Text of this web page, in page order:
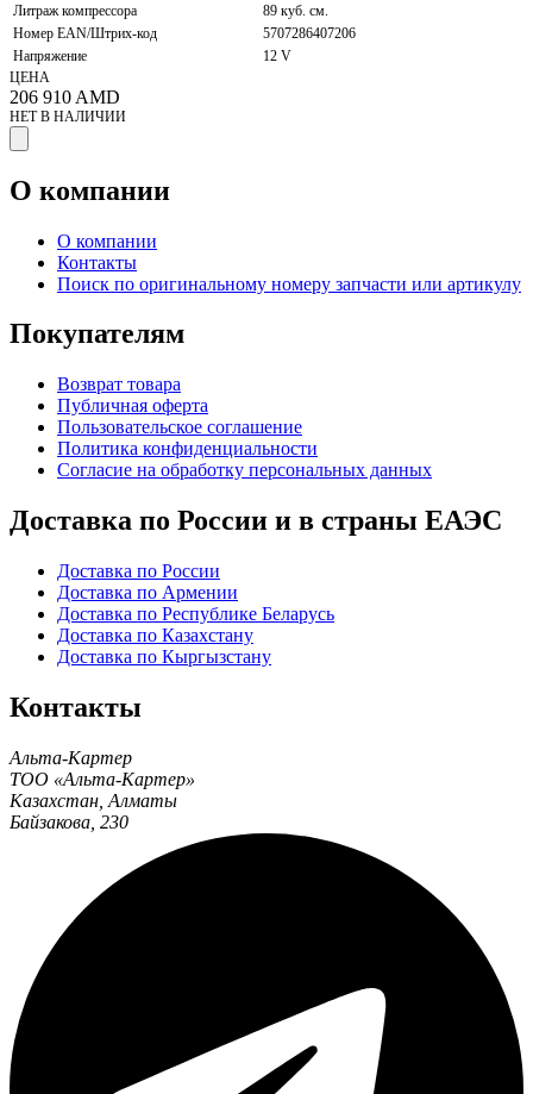
Литраж компрессора
89 куб. см.
Номер EAN/Штрих-код
5707286407206
Напряжение
12 V
ЦЕНА
206 910 AMD
НЕТ В НАЛИЧИИ
О компании
О компании
Контакты
Поиск по оригинальному номеру запчасти или артикулу
Покупателям
Возврат товара
Публичная оферта
Пользовательское соглашение
Политика конфиденциальности
Согласие на обработку персональных данных
Доставка по России и в страны ЕАЭС
Доставка по России
Доставка по Армении
Доставка по Республике Беларусь
Доставка по Казахстану
Доставка по Кыргызстану
Контакты
Альта-Картер
ТОО «Альта-Картер»
Казахстан Алматы
Байзакова, 230